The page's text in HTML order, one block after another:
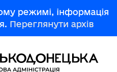
режимі, інформація
Переглянути архів